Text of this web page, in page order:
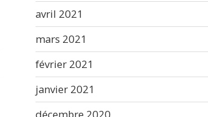
avril 2021
mars 2021
février 2021
janvier 2021
décembre 2020